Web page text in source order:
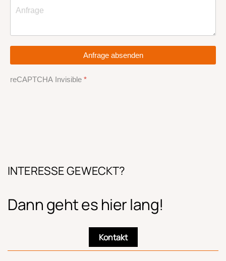
Anfrage absenden
reCAPTCHA Invisible *
INTERESSE GEWECKT?
Dann geht es hier lang!
Kontakt